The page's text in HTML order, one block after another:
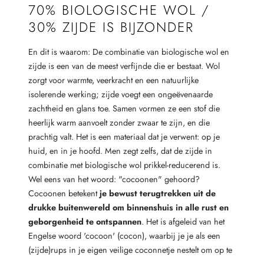
70% BIOLOGISCHE WOL /
30% ZIJDE IS BIJZONDER
En dit is waarom: De combinatie van biologische wol en
zijde is een van de meest verfijnde die er bestaat. Wol
zorgt voor warmte, veerkracht en een natuurlijke
isolerende werking; zijde voegt een ongeëvenaarde
zachtheid en glans toe. Samen vormen ze een stof die
heerlijk warm aanvoelt zonder zwaar te zijn, en die
prachtig valt. Het is een materiaal dat je verwent: op je
huid, en in je hoofd. Men zegt zelfs, dat de zijde in
combinatie met biologische wol prikkel-reducerend is.
Wel eens van het woord: "cocoonen" gehoord?
Cocoonen betekentje bewust terugtrekken uit de
drukke buitenwereld om binnenshuis in alle rust en
geborgenheid te ontspannen. Het is afgeleid van het
Engelse woord 'cocoon' (cocon), waarbij je je als een
(zijde)rups in je eigen veilige coconnetje nestelt om op te